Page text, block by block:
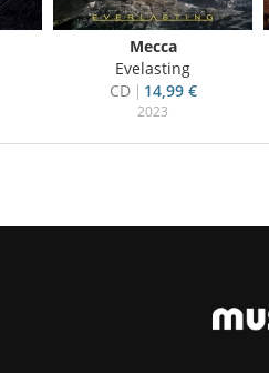
Mecca
Evelasting
CD
14,99 €
2023